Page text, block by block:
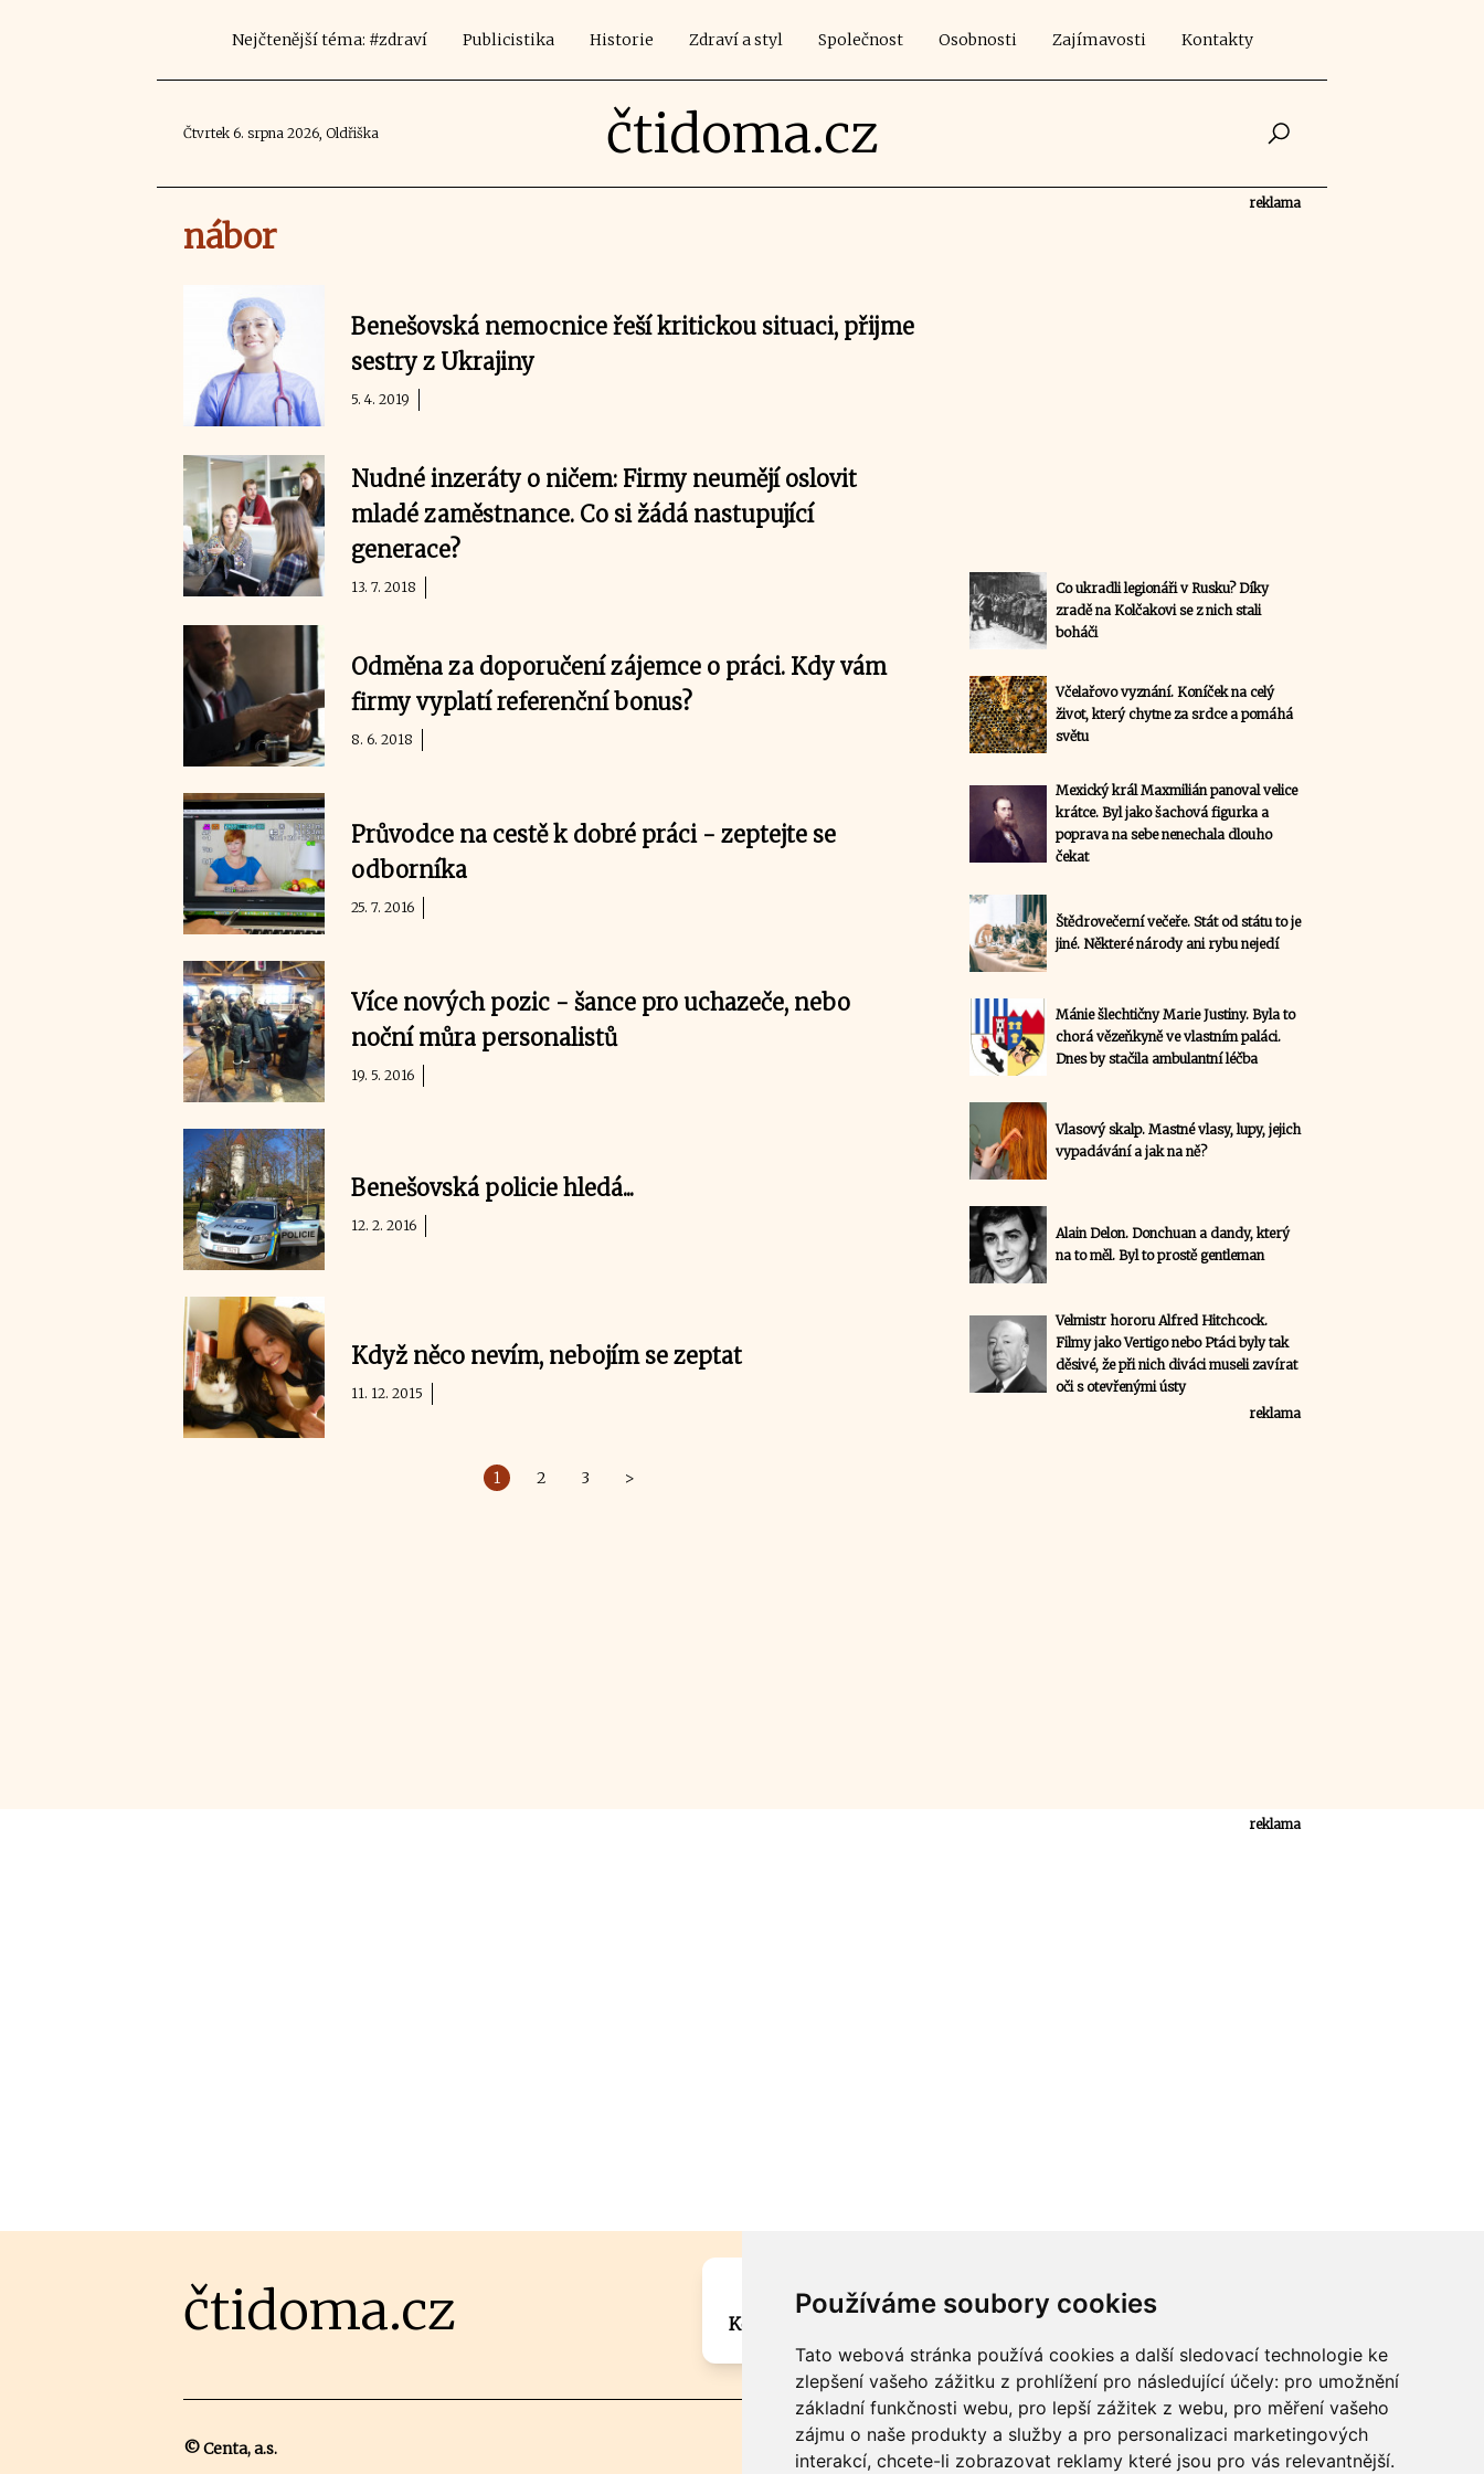
Používáme soubory cookies
Tato webová stránka používá cookies a další sledovací technologie ke
zlepšení vašeho zážitku z prohlížení pro následující účely: pro umožnění
základní funkčnosti webu, pro lepší zážitek z webu, pro měření vašeho
zájmu o naše produkty a služby a pro personalizaci marketingových
interakcí, chcete-li zobrazovat reklamy které jsou pro vás relevantnější.
Nejčtenější téma: #zdraví Publicistika Historie Zdraví a styl Společnost Osobnosti Zajímavosti Kontakty
Čtvrtek 6. srpna 2026, Oldřiška čtidoma.cz
nábor
Benešovská nemocnice řeší kritickou situaci, přijme
sestry z Ukrajiny
5. 4. 2019
Nudné inzeráty o ničem: Firmy neumějí oslovit
mladé zaměstnance. Co si žádá nastupující
generace?
13. 7. 2018
Odměna za doporučení zájemce o práci. Kdy vám
firmy vyplatí referenční bonus?
8. 6. 2018
Průvodce na cestě k dobré práci - zeptejte se
odborníka
25. 7. 2016
Více nových pozic - šance pro uchazeče, nebo
noční můra personalistů
19. 5. 2016
Benešovská policie hledá...
12. 2. 2016
Když něco nevím, nebojím se zeptat
11. 12. 2015
1 2 3 >
reklama
Co ukradli legionáři v Rusku? Díky
zradě na Kolčakovi se z nich stali
boháči
Včelařovo vyznání. Koníček na celý
život, který chytne za srdce a pomáhá
světu
Mexický král Maxmilián panoval velice
krátce. Byl jako šachová figurka a
poprava na sebe nenechala dlouho
čekat
Štědrovečerní večeře. Stát od státu to je
jiné. Některé národy ani rybu nejedí
Mánie šlechtičny Marie Justiny. Byla to
chorá vězeňkyně ve vlastním paláci.
Dnes by stačila ambulantní léčba
Vlasový skalp. Mastné vlasy, lupy, jejich
vypadávání a jak na ně?
Alain Delon. Donchuan a dandy, který
na to měl. Byl to prostě gentleman
Velmistr hororu Alfred Hitchcock.
Filmy jako Vertigo nebo Ptáci byly tak
děsivé, že při nich diváci museli zavírat
oči s otevřenými ústy
reklama
reklama
čtidoma.cz
Máte zajímavou informaci? Chcete spolupracovat?
Kontaktujte šéfredaktora Martina Chalupu:
© Centa, a.s.